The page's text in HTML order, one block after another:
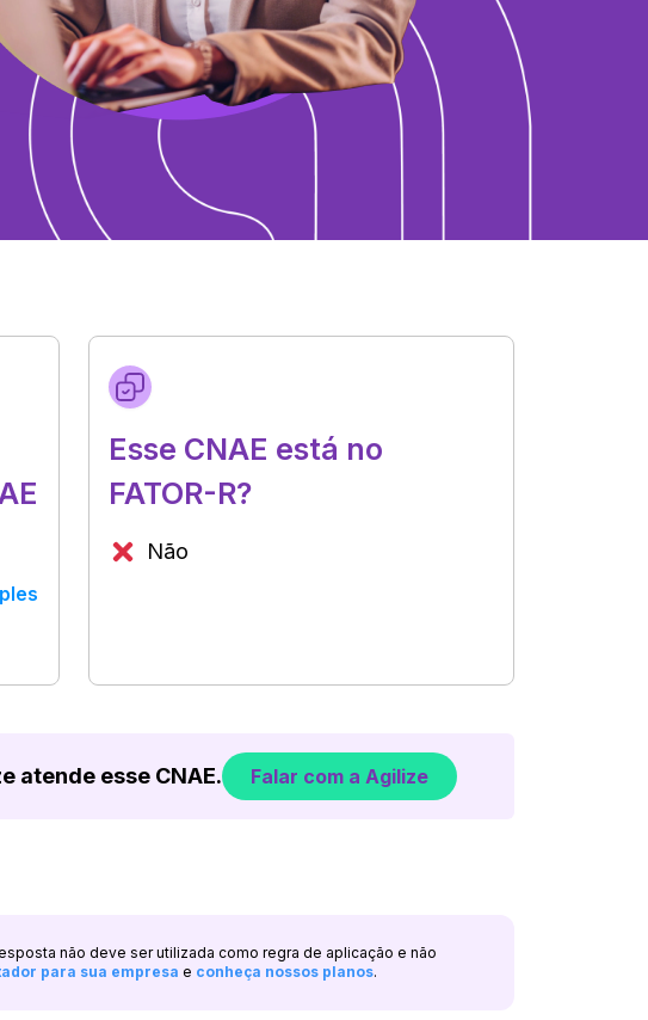
Esse CNAE está no
FATOR-R?
Não
atende esse CNAE. Falar com a Agilize
não deve ser utilizada como regra de aplicação e não
para sua empresa e conheça nossos planos.